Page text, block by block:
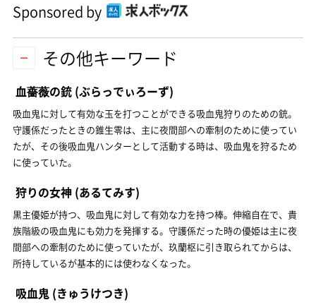
Sponsored by
その他キーワード
血薔薇の銃 (ぶらっでぃろーず)
吸血鬼に対して有効な玉を打つことができる吸血鬼狩りのための銃。
守護係だったときの錐生零は、主に夜間部への牽制のために使ってい
たが、その後吸血鬼ハンターとして活動する時は、吸血鬼を狩るため
に使っていた。
狩りの女神 (あるてみす)
黒主優姫が持つ、吸血鬼に対して有効な力を持つ棒。伸縮自在で、貴
族階級の吸血鬼にも効力を発揮する。守護係だった時の優姫は主に夜
間部への牽制のために使っていたが、玖蘭枢に引き取られてからは、
所持しているが基本的には使わなくなった。
吸血鬼 (きゅうけつき)